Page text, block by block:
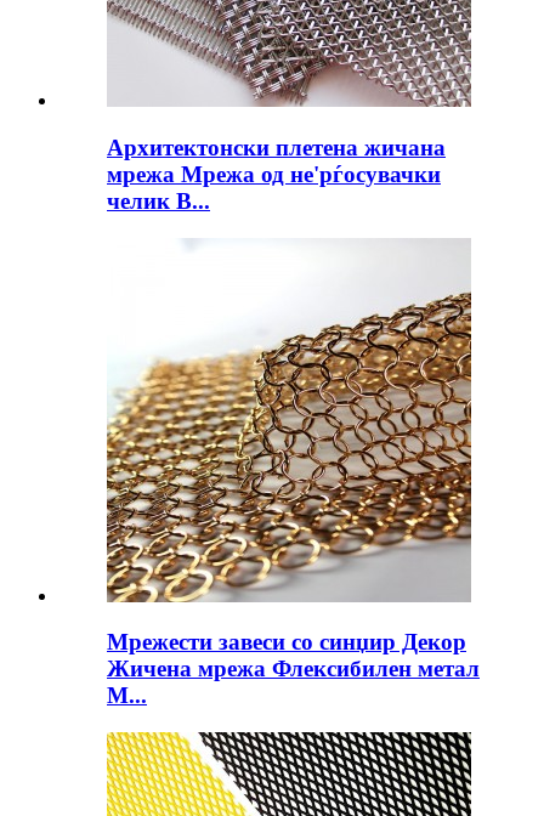
Архитектонски плетена жичана
мрежа Мрежа од не'рѓосувачки
челик В...
Мрежести завеси со синџир Декор
Жичена мрежа Флексибилен метал
М...